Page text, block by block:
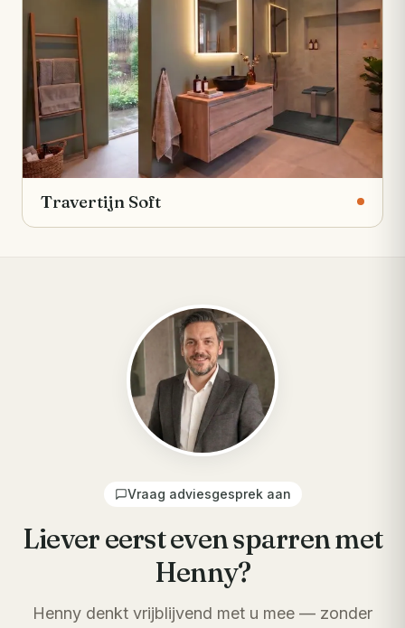
Travertijn Soft
Vraag adviesgesprek aan
Liever eerst even sparren met
Henny?
Henny denkt vrijblijvend met u mee — zonder